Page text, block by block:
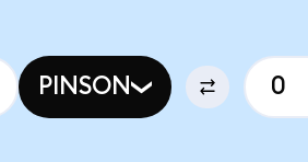
PINSON